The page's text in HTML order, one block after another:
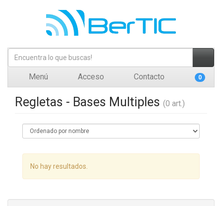
Menú Acceso Contacto 0
Regletas - Bases Multiples (0 art.)
No hay resultados.